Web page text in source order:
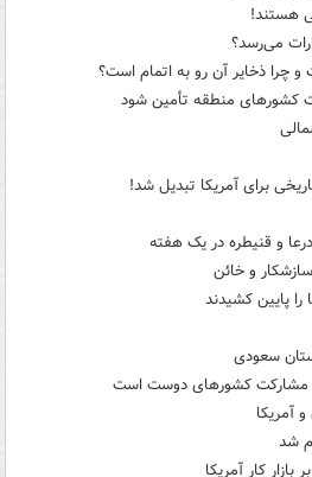
هستند!
می‌رسد؟
چرا ذخایر آن رو به اتمام است؟
کشورهای منطقه تأمین شود
برای آمریکا تبدیل شد!
و خائن
را پایین کشیدند
سعودی
مشارکت کشورهای دوست است
آمریکا
شد
کار آمریکا